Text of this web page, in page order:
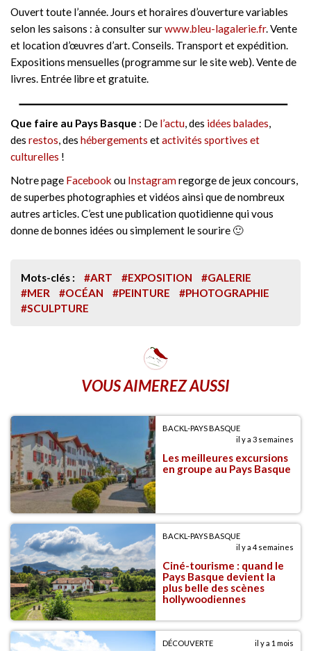
Ouvert toute l’année. Jours et horaires d’ouverture variables
selon les saisons : à consulter surwww.bleu-lagalerie.fr. Vente
et location d’œuvres d’art. Conseils. Transport et expédition.
Expositions mensuelles (programme sur le site web). Vente de
livres. Entrée libre et gratuite.
Que faire au Pays Basque : De l’actu, des idées balades,
des restos, des hébergements etactivités sportives et
culturelles !
Notre page Facebook ou Instagramregorge de jeux concours,
de superbes photographies et vidéos ainsi que de nombreux
autres articles. C’est une publication quotidienne qui vous
donne de bonnes idées ou simplement le sourire 🙂
Mots-clés : #ART #EXPOSITION
#GALERIE
#MER
#OCÉAN #PEINTURE
#PHOTOGRAPHIE
#SCULPTURE
VOUS AIMEREZ AUSSI
BACKL-PAYS BASQUE
il y a 3 semaines
Les meilleures excursions
en groupe au Pays Basque
BACKL-PAYS BASQUE
il y a 4 semaines
Ciné-tourisme : quand le
Pays Basque devient la
plus belle des scènes
hollywoodiennes
DÉCOUVERTE il y a 1 mois